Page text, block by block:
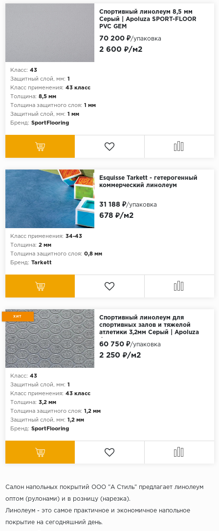
Спортивный линолеум 8,5 мм
Серый | Apoluza SPORT-FLOOR
PVC GEM
Класс: 43
Защитный слой, мм: 1
Класс применения: 43 класс
Толщина: 8,5 мм
Толщина защитного слоя: 1 мм
Защитный слой, мм: 1 мм
Бренд: SportFlooring
2 600 ₽/м2
70 200 ₽/упаковка
Esquisse Tarkett - гетерогенный
коммерческий линолеум
Класс применения: 34-43
Толщина: 2 мм
Толщина защитного слоя: 0,8 мм
Бренд: Tarkett
678 ₽/м2
31 188 ₽/упаковка
ХИТ
Спортивный линолеум для
спортивных залов и тяжелой
атлетики 3,2мм Серый | Apoluza
Класс: 43
Защитный слой, мм: 1
Класс применения: 43 класс
Толщина: 3,2 мм
Толщина защитного слоя: 1,2 мм
Защитный слой, мм: 1,2 мм
Бренд: SportFlooring
2 250 ₽/м2
60 750 ₽/упаковка
Салон напольных покрытий ООО "А Стиль" предлагает линолеум
оптом (рулонами) и в розницу (нарезка).
Линолеум - это самое практичное и экономичное напольное
покрытие на сегодняшний день.